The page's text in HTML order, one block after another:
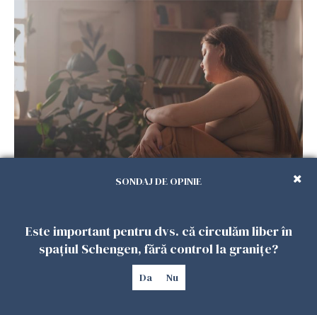
arată ce se întâmplă cu sănătatea multor
SONDAJ DE OPINIE
Este important pentru dvs. că circulăm liber în
spațiul Schengen, fără control la granițe?
Da Nu